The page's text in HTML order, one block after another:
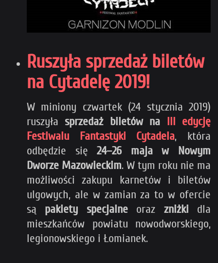
Ruszyła sprzedaż biletów
na Cytadelę 2019!
W miniony czwartek (24 stycznia 2019)
ruszyła sprzedaż biletów na III edycję
Festiwalu Fantastyki Cytadela, która
odbędzie się24–26 maja w Nowym
Dworze Mazowieckim. W tym roku nie ma
możliwości zakupu karnetów i biletów
ulgowych, ale w zamian za to w ofercie
są pakiety specjalneoraz zniżki dla
mieszkańców powiatu nowodworskiego,
legionowskiego i Łomianek.